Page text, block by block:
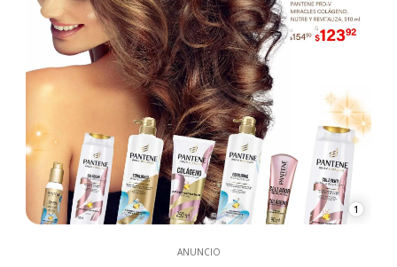
1
ANUNCIO